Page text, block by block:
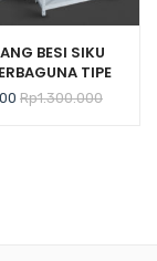
BESI SIKU
TIPE
PUTIH PLAT
Rp1.300.000